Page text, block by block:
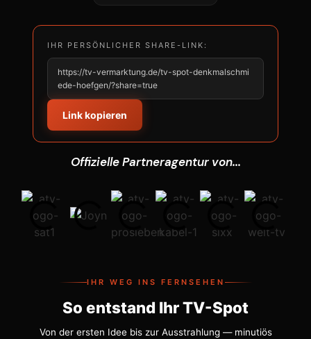
IHR PERSÖNLICHER SHARE-LINK:
https://tv-vermarktung.de/tv-spot-denkmalschmi
ede-hoefgen/?share=true
Link kopieren
Offizielle Partneragentur von...
IHR WEG INS FERNSEHEN
So entstand Ihr TV-Spot
Von der ersten Idee bis zur Ausstrahlung — minutiös